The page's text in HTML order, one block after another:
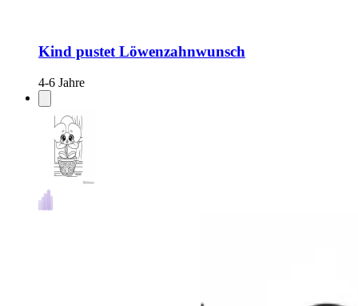
Kind pustet Löwenzahnwunsch
4-6 Jahre